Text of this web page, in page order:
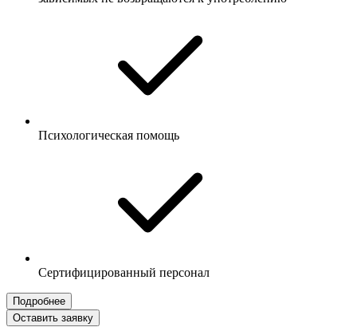
Психологическая помощь
Сертифицированный персонал
Подробнее
Оставить заявку